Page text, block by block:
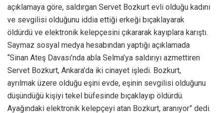
açıklamaya göre, saldırgan Servet Bozkurt evli olduğu kadını
ve sevgilisi olduğunu iddia ettiği erkeği bıçaklayarak
öldürdü ve elektronik kelepçesini çıkararak kayıplara karıştı.
Saymaz sosyal medya hesabından yaptığı açıklamada
“Sinan Ateş Davası’nda abla Selma’ya saldırıyı azmettiren
Servet Bozkurt, Ankara’da iki cinayet işledi. Bozkurt,
ayrılmak üzere olduğu eşini evde, eşinin sevgilisi olduğunu
düşündüğü kişiyi tekel büfesinde bıçaklayıp öldürdü.
Ayağındaki elektronik kelepçeyi atan Bozkurt, aranıyor” dedi.